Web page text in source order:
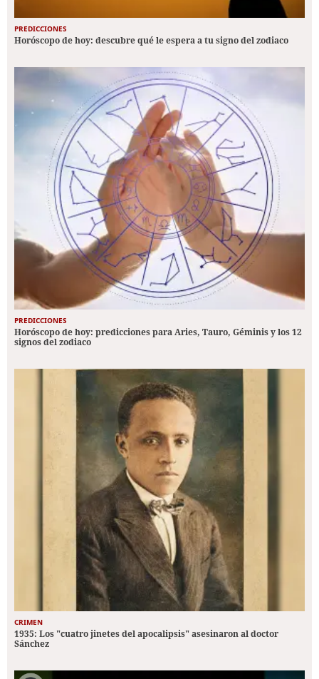
PREDICCIONES
Horóscopo de hoy: descubre qué le espera a tu signo del zodiaco
PREDICCIONES
Horóscopo de hoy: predicciones para Aries, Tauro, Géminis y los 12
signos del zodiaco
CRIMEN
1935: Los "cuatro jinetes del apocalipsis" asesinaron al doctor
Sánchez